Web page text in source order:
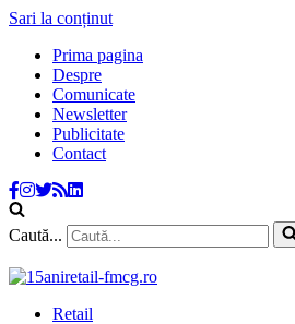
Sari la conținut
Prima pagina
Despre
Comunicate
Newsletter
Publicitate
Contact
Caută...
Retail